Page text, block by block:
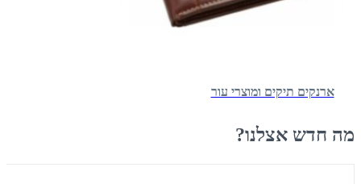
ארנקים תיקים ומוצרי עור
מה חדש אצלנו?